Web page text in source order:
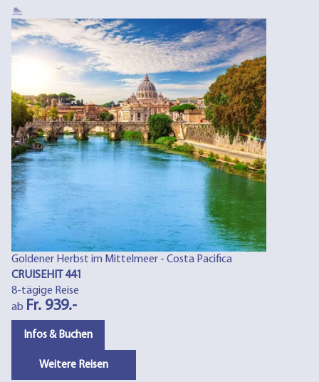
Goldener Herbst im Mittelmeer - Costa Pacifica
CRUISEHIT 441
8-tägige Reise
ab Fr. 939.-
Infos & Buchen
Weitere Reisen